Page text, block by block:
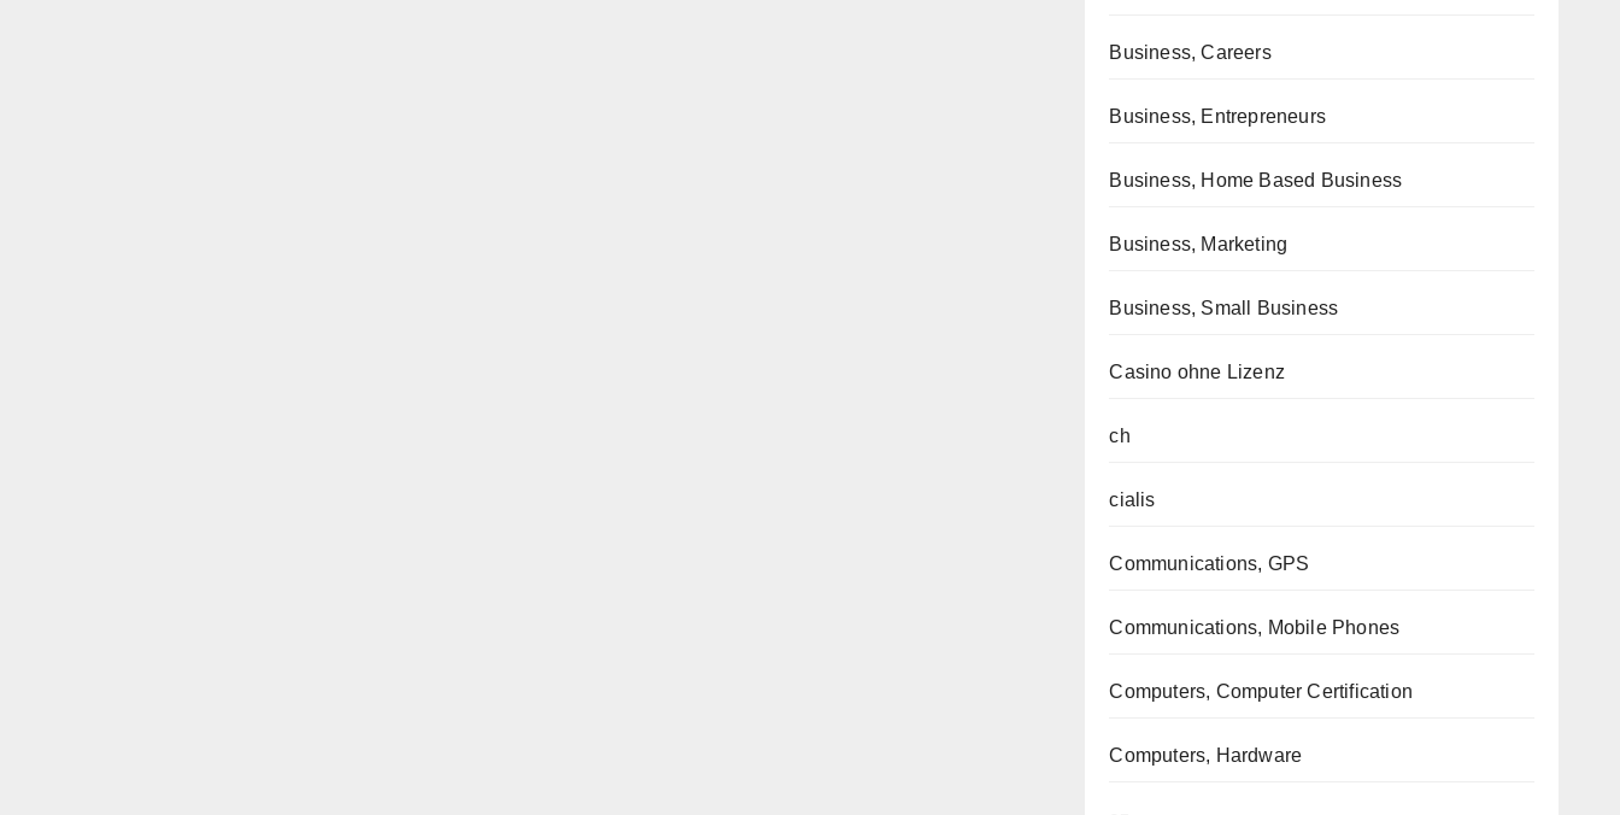
Business, Careers
Business, Entrepreneurs
Business, Home Based Business
Business, Marketing
Business, Small Business
Casino ohne Lizenz
ch
cialis
Communications, GPS
Communications, Mobile Phones
Computers, Computer Certification
Computers, Hardware